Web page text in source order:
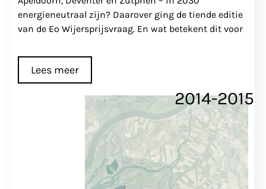
energieneutraal zijn? Daarover ging de tiende editie
van de Eo Wijersprijsvraag. En wat betekent dit voor
Lees meer
2014-2015